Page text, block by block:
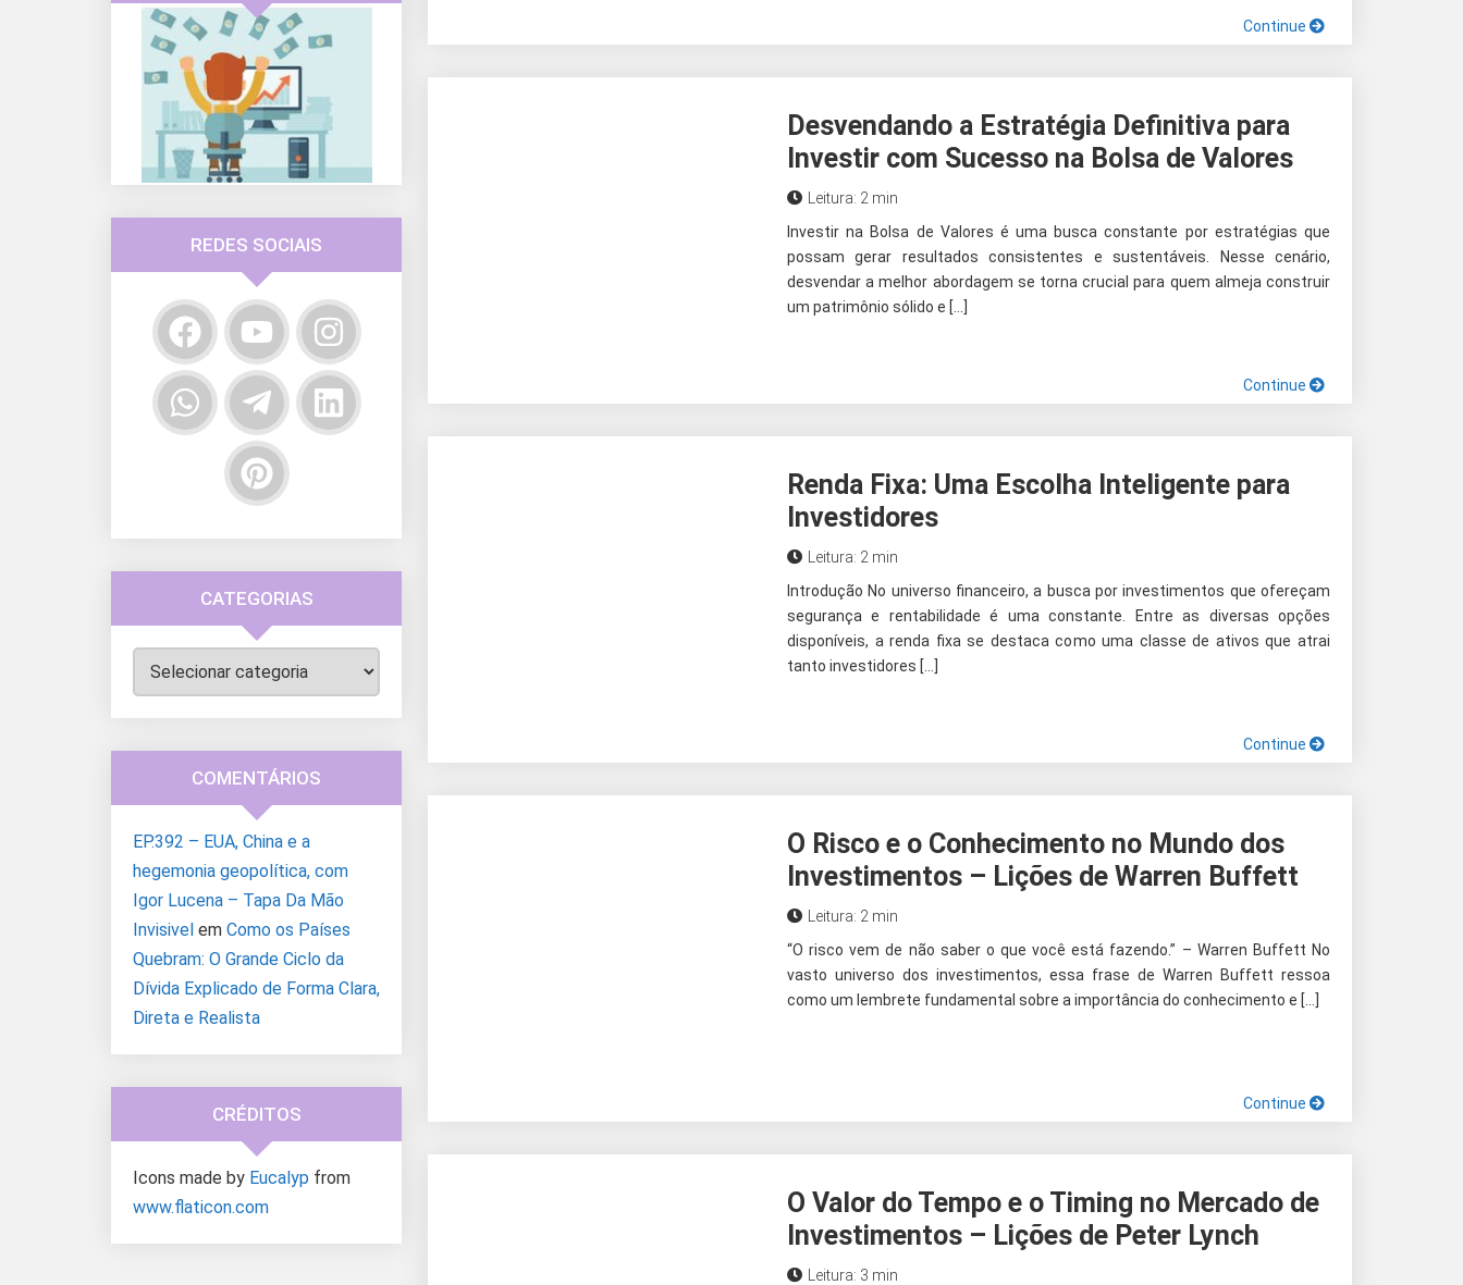
Continue
Desvendando a Estratégia Definitiva para
Investir com Sucesso na Bolsa de Valores
Leitura: 2 min
Investir na Bolsa de Valores é uma busca constante por estratégias que
possam gerar resultados consistentes e sustentáveis. Nesse cenário,
desvendar a melhor abordagem se torna crucial para quem almeja construir
um patrimônio sólido e […]
Continue
Renda Fixa: Uma Escolha Inteligente para
Investidores
Leitura: 2 min
Introdução No universo financeiro, a busca por investimentos que ofereçam
segurança e rentabilidade é uma constante. Entre as diversas opções
disponíveis, a renda fixa se destaca como uma classe de ativos que atrai
tanto investidores […]
Continue
O Risco e o Conhecimento no Mundo dos
Investimentos – Lições de Warren Buffett
Leitura: 2 min
“O risco vem de não saber o que você está fazendo.” – Warren Buffett No
vasto universo dos investimentos, essa frase de Warren Buffett ressoa
como um lembrete fundamental sobre a importância do conhecimento e […]
Continue
O Valor do Tempo e o Timing no Mercado de
Investimentos – Lições de Peter Lynch
Leitura: 3 min
REDES SOCIAIS
CATEGORIAS
Categorias
COMENTÁRIOS
EP.392 – EUA, China e a
hegemonia geopolítica, com
Igor Lucena – Tapa Da Mão
Invisivel em Como os Países
Quebram: O Grande Ciclo da
Dívida Explicado de Forma Clara,
Direta e Realista
CRÉDITOS
Icons made by Eucalyp from
www.flaticon.com